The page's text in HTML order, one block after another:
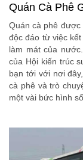
Quán Cà Phê
Quán cà phê được
độc đáo từ việc
làm mát của
của Hội kiến trúc
bạn tới với nơi
cà phê và trò
một vài bức hình